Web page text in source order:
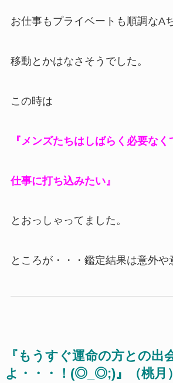
お仕事もプライベートも順調なA
移動とかはなさそうでした。
この時は
『メンズたちはしばらく必要なく
仕事に打ち込みたい』
とおっしゃってました。
ところが・・・鑑定結果は意外や
『もうすぐ運命の方との出
よ・・・！(◎_◎;)』（桃月）